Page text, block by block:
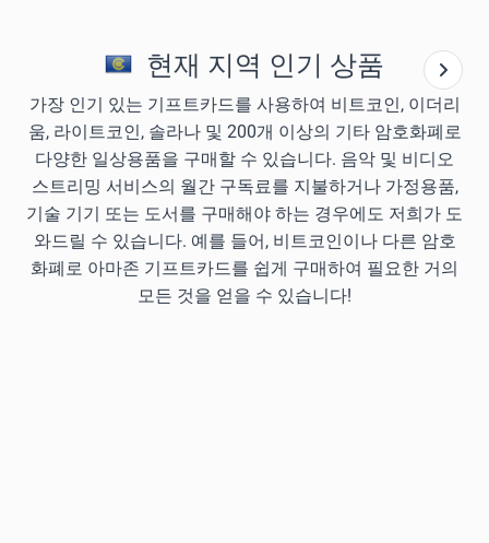
현재 지역 인기 상품
가장 인기 있는 기프트카드를 사용하여 비트코인, 이더리
움, 라이트코인, 솔라나 및 200개 이상의 기타 암호화폐로
다양한 일상용품을 구매할 수 있습니다. 음악 및 비디오
스트리밍 서비스의 월간 구독료를 지불하거나 가정용품,
기술 기기 또는 도서를 구매해야 하는 경우에도 저희가 도
와드릴 수 있습니다. 예를 들어, 비트코인이나 다른 암호
화폐로 아마존 기프트카드를 쉽게 구매하여 필요한 거의
모든 것을 얻을 수 있습니다!